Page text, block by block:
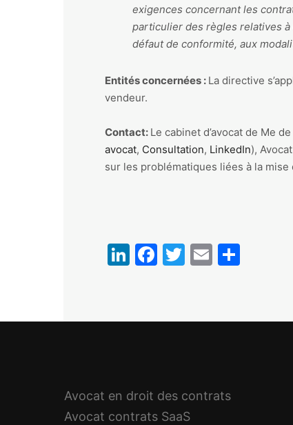
exigences concernant les
particulier des règles relatives
défaut de conformité, aux
Entités concernées : La directive
vendeur.
Contact: Le cabinet d’avocat de Me
avocat, Consultation, LinkedIn),
sur les problématiques liées à la
LinkedIn
Facebook
Twitter
Email
Avocat en droit des contrats
Avocat contrats SaaS